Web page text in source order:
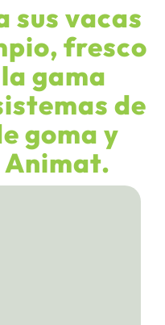
sus vacas
fresco
gama
de
goma y
Animat.